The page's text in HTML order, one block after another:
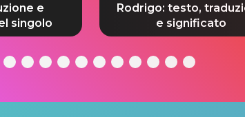
e
singolo
Rodrigo: testo,
e significato